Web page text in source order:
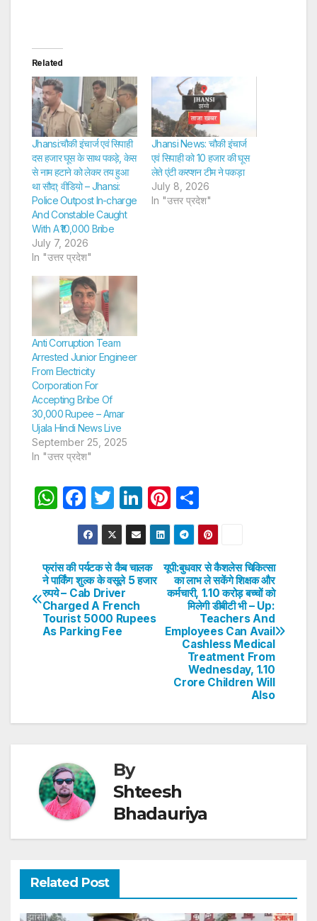
Related
Jhansi:चौकी इंचार्ज एवं सिपाही
दस हजार घूस के साथ पकड़े, केस
से नाम हटाने को लेकर तय हुआ
था सौदा; वीडियो – Jhansi:
Police Outpost In-charge
And Constable Caught
With A ₹10,000 Bribe
July 7, 2026
In "उत्तर प्रदेश"
Jhansi News: चौकी इंचार्ज
एवं सिपाही को 10 हजार की घूस
लेते एंटी करप्शन टीम ने पकड़ा
July 8, 2026
In "उत्तर प्रदेश"
Anti Corruption Team
Arrested Junior Engineer
From Electricity
Corporation For
Accepting Bribe Of
30,000 Rupee – Amar
Ujala Hindi News Live
September 25, 2025
In "उत्तर प्रदेश"
W
s
A
p
p
F
a
c
e
b
o
o
T
w
itt
er
Li
n
k
e
dI
n
Pi
nt
er
e
st
h
ar
e
Post
navigation
यूपी:बुधवार से कैशलेस चिकित्सा
का लाभ ले सकेंगे शिक्षक और
कर्मचारी, 1.10 करोड़ बच्चों को
मिलेगी डीबीटी भी – Up:
Teachers And
Employees Can Avail
Cashless Medical
Treatment From
Wednesday, 1.10
Crore Children Will
Also
फ्रांस की पर्यटक से कैब चालक
ने पार्किंग शुल्क के वसूले 5 हजार
रुपये – Cab Driver
Charged A French
Tourist 5000 Rupees
As Parking Fee
By
Shteesh
Bhadauriya
Related Post